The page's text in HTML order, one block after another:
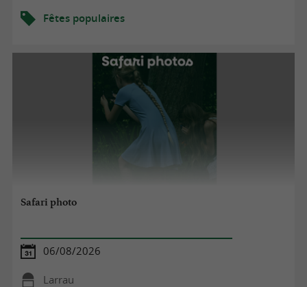
Fêtes populaires
Safari photo
06/08/2026
Larrau